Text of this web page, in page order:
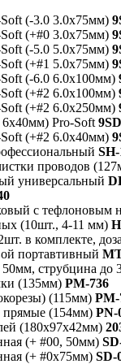
(-3.0 3.0x75мм)
(+#0 3.0x75мм)
(-5.0 5.0x75мм)
(+#1 5.0x75мм)
(-6.0 6.0x100мм)
(+#2 6.0x100мм)
(+#2 6.0x250мм)
6x40мм) Pro-Soft
(+#2 6.0x40мм)
проводов
универсальный
с тефлоновым
(10шт., 4-11 мм)
в комплекте,
портавтивный
струбцина до
(135мм) PM-736
(115мм) PM-
прямые (154мм) PN-
(180x97x42мм)
(+ #00, 50мм)
(+ #0x75мм) SD-